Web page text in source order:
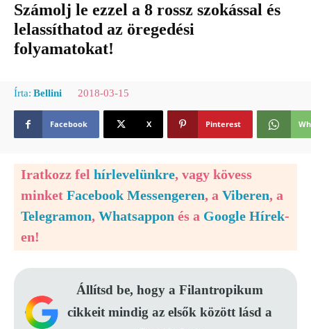
Számolj le ezzel a 8 rossz szokással és
lelassíthatod az öregedési
folyamatokat!
Írta: Bellini 2018-03-15
Facebook X Pinterest
Iratkozz fel hírlevelünkre, vagy kövess
minket Facebook Messengeren, a Viberen, a
Telegramon, Whatsappon és a Google Hírek-
en!
Állítsd be, hogy a Filantropikum
cikkeit mindig az elsők között lásd a